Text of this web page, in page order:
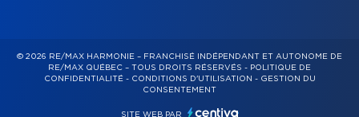
© 2026 RE/MAX HARMONIE – FRANCHISÉ INDÉPENDANT ET AUTONOME DE
RE/MAX QUÉBEC – TOUS DROITS RÉSERVÉS - POLITIQUE DE
CONFIDENTIALITÉ- CONDITIONS D'UTILISATION - GESTION DU
CONSENTEMENT
SITE WEB PAR